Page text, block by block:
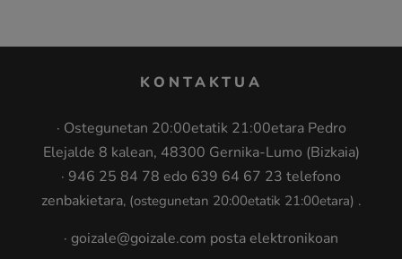
KONTAKTUA
· Ostegunetan 20:00etatik 21:00etara Pedro
Elejalde 8 kalean, 48300 Gernika-Lumo (Bizkaia)
· 946 25 84 78 edo 639 64 67 23 telefono
zenbakietara, (ostegunetan 20:00etatik 21:00etara) .
· goizale@goizale.com posta elektronikoan